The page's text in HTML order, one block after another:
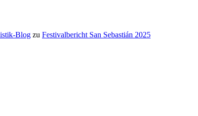
Blog zu Festivalbericht San Sebastián 2025